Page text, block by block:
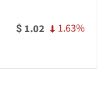
$ 1.02 1.63%